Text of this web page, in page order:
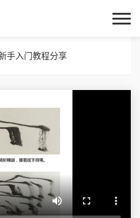
手入门教程分享